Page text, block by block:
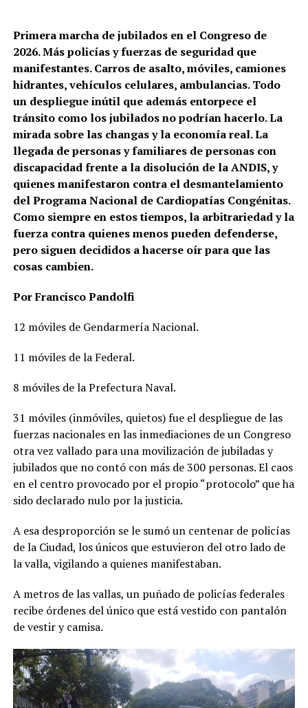
Primera marcha de jubilados en el Congreso de
2026. Más policías y fuerzas de seguridad que
manifestantes. Carros de asalto, móviles, camiones
hidrantes, vehículos celulares, ambulancias. Todo
un despliegue inútil que además entorpece el
tránsito como los jubilados no podrían hacerlo. La
mirada sobre las changas y la economía real. La
llegada de personas y familiares de personas con
discapacidad frente a la disolución de la ANDIS, y
quienes manifestaron contra el desmantelamiento
del Programa Nacional de Cardiopatías Congénitas.
Como siempre en estos tiempos, la arbitrariedad y la
fuerza contra quienes menos pueden defenderse,
pero siguen decididos a hacerse oír para que las
cosas cambien.
Por Francisco Pandolfi
12 móviles de Gendarmería Nacional.
11 móviles de la Federal.
8 móviles de la Prefectura Naval.
31 móviles (inmóviles, quietos) fue el despliegue de las
fuerzas nacionales en las inmediaciones de un Congreso
otra vez vallado para una movilización de jubiladas y
jubilados que no contó con más de 300 personas. El caos
en el centro provocado por el propio “protocolo” que ha
sido declarado nulo por la justicia.
A esa desproporción se le sumó un centenar de policías
de la Ciudad, los únicos que estuvieron del otro lado de
la valla, vigilando a quienes manifestaban.
A metros de las vallas, un puñado de policías federales
recibe órdenes del único que está vestido con pantalón
de vestir y camisa.